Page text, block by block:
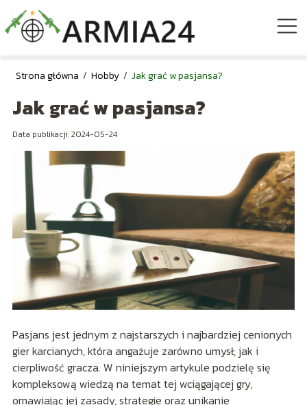
Strona główna / Hobby / Jak grać w pasjansa?
Jak grać w pasjansa?
Data publikacji: 2024-05-24
Pasjans jest jednym z najstarszych i najbardziej cenionych
gier karcianych, która angażuje zarówno umysł, jak i
cierpliwość gracza. W niniejszym artykule podzielę się
kompleksową wiedzą na temat tej wciągającej gry,
omawiając jej zasady, strategie oraz unikanie